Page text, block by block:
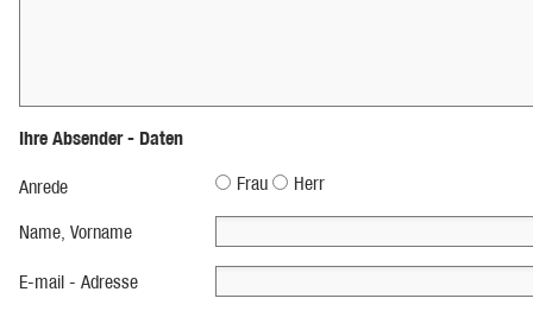
Ihre Absender - Daten
Anrede Frau Herr
Name, Vorname
E-mail - Adresse